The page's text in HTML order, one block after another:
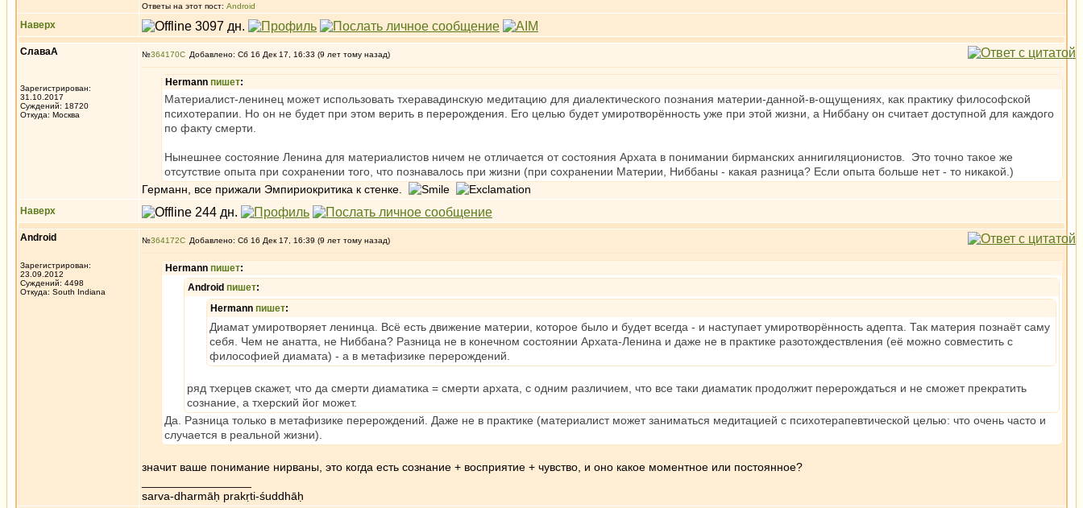
Ответы на этот пост: Android
Наверх
СлаваА
Зарегистрирован:
31.10.2017
Суждений: 18720
Откуда: Москва
№364170 Добавлено: Сб 16 Дек 17, 16:33 (9 лет тому назад)
Hermann пишет:
Материалист-ленинец может использовать тхеравадинскую медитацию для диалектического познания материи-данной-в-ощущениях, как практику философской
психотерапии. Но он не будет при этом верить в перерождения. Его целью будет умиротворённость уже при этой жизни, а Ниббану он считает доступной для каждого
по факту смерти.
Нынешнее состояние Ленина для материалистов ничем не отличается от состояния Архата в понимании бирманских аннигиляционистов. Это точно такое же
отсутствие опыта при сохранении того, что познавалось при жизни (при сохранении Материи, Ниббаны - какая разница? Если опыта больше нет - то никакой.)
Германн, все прижали Эмпириокритика к стенке.
Наверх
Android
Зарегистрирован:
23.09.2012
Суждений: 4498
Откуда: South Indiana
№364172 Добавлено: Сб 16 Дек 17, 16:39 (9 лет тому назад)
Hermann пишет:
Android пишет:
Hermann пишет:
Диамат умиротворяет ленинца. Всё есть движение материи, которое было и будет всегда - и наступает умиротворённость адепта. Так материя познаёт саму
себя. Чем не анатта, не Ниббана? Разница не в конечном состоянии Архата-Ленина и даже не в практике разотождествления (её можно совместить с
философией диамата) - а в метафизике перерождений.
ряд тхерцев скажет, что да смерти диаматика = смерти архата, с одним различием, что все таки диаматик продолжит перерождаться и не сможет прекратить
сознание, а тхерский йог может.
Да. Разница только в метафизике перерождений. Даже не в практике (материалист может заниматься медитацией с психотерапевтической целью: что очень часто и
случается в реальной жизни).
значит ваше понимание нирваны, это когда есть сознание + восприятие + чувство, и оно какое моментное или постоянное?
sarva-dharmāḥ prakṛti-śuddhāḥ